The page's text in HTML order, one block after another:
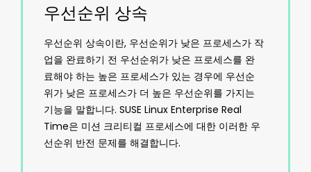
우선순위 상속
우선순위 상속이란, 우선순위가 낮은 프로세스가 작
업을 완료하기 전 우선순위가 낮은 프로세스를 완
료해야 하는 높은 프로세스가 있는 경우에 우선순
위가 낮은 프로세스가 더 높은 우선순위를 가지는
기능을 말합니다. SUSE Linux Enterprise Real
Time은 미션 크리티컬 프로세스에 대한 이러한 우
선순위 반전 문제를 해결합니다.